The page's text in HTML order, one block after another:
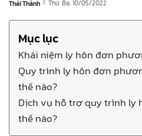
Thái Thành Thứ Ba, 10/05/2022
Mục lục
Khái niệm ly hôn đơn
Quy trình ly hôn đơn
thế nào?
Dịch vụ hỗ trợ quy trình ly
thế nào?